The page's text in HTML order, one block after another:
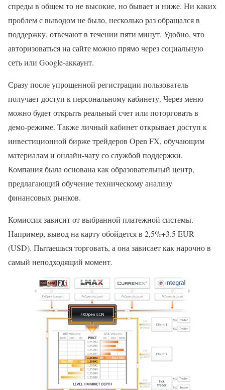
спреды в общем то не высокие, но бывает и ниже. Ни каких
проблем с выводом не было, несколько раз обращался в
поддержку, отвечают в течении пяти минут. Удобно, что
авторизоваться на сайте можно прямо через социальную
сеть или Google-аккаунт.
Сразу после упрощенной регистрации пользователь
получает доступ к персональному кабинету. Через меню
можно будет открыть реальный счет или поторговать в
демо-режиме. Также личный кабинет открывает доступ к
инвестиционной бирже трейдеров Open FX, обучающим
материалам и онлайн-чату со службой поддержки.
Компания была основана как образовательный центр,
предлагающий обучение техническому анализу
финансовых рынков.
Комиссия зависит от выбранной платежной системы.
Например, вывод на карту обойдется в 2,5%+3.5 EUR
(USD). Пытаешься торговать, а она зависает как нарочно в
самый неподходящий момент.